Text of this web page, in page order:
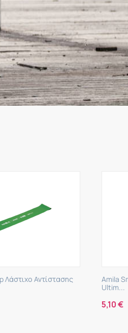
Loop Λάστιχο Αντίστασης